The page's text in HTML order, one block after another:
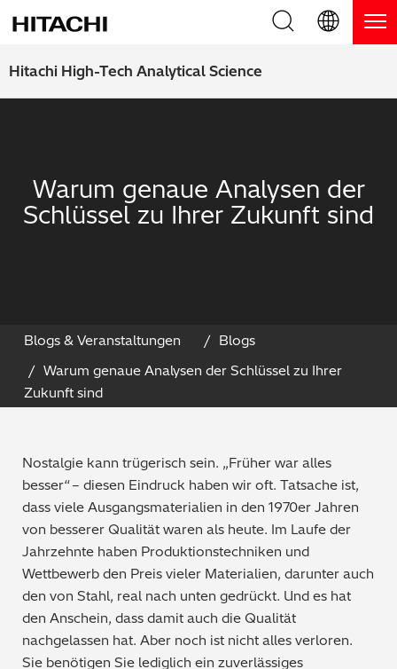
Hitachi High-Tech Analytical Science
Produkte
RFA Tischgeräte
Thermische Analysegeräte
Anwendungsbereiche
Metallproduktion / Gießereien
Sicherheitsprüfung (PMI)
Schrottsortierung / Recycling
Maschinenbau
Metallveredelung / -galvanisierung / beschichtung
Blog
Webinare
Produkt-Demo
Downloads
Produkt Service
FAQs
English (EN)
日本語 (JP)
Warum genaue Analysen der
Schlüssel zu Ihrer Zukunft sind
Blogs & Veranstaltungen
Blogs
Warum genaue Analysen der Schlüssel zu Ihrer
Zukunft sind
Nostalgie kann trügerisch sein. „Früher war alles
besser“ – diesen Eindruck haben wir oft. Tatsache ist,
dass viele Ausgangsmaterialien in den 1970er Jahren
von besserer Qualität waren als heute. Im Laufe der
Jahrzehnte haben Produktionstechniken und
Wettbewerb den Preis vieler Materialien, darunter auch
den von Stahl, real nach unten gedrückt. Und es hat
den Anschein, dass damit auch die Qualität
nachgelassen hat. Aber noch ist nicht alles verloren.
Sie benötigen Sie lediglich ein zuverlässiges